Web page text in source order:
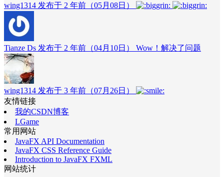
wing1314 发布于 2 年前（05月08日）
Tianze Ds 发布于 2 年前（04月10日） Wow！解决了问题
wing1314 发布于 3 年前（07月26日）
友情链接
我的CSDN博客
LGame
常用网站
JavaFX API Documentation
JavaFX CSS Reference Guide
Introduction to JavaFX FXML
网站统计